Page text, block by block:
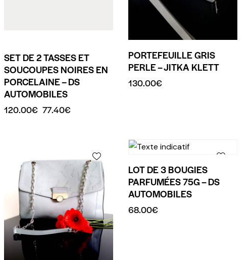
SET DE 2 TASSES ET
SOUCOUPES NOIRES EN
PORCELAINE – DS
AUTOMOBILES
120.00€ 77.40€
PORTEFEUILLE GRIS
PERLE – JITKA KLETT
130.00€
LOT DE 3 BOUGIES
PARFUMÉES 75G – DS
AUTOMOBILES
68.00€